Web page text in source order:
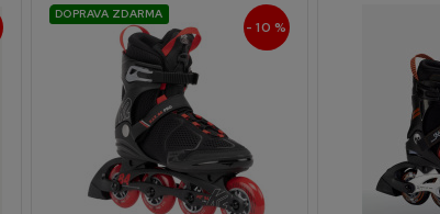
DOPRAVA ZDARMA
- 10 %